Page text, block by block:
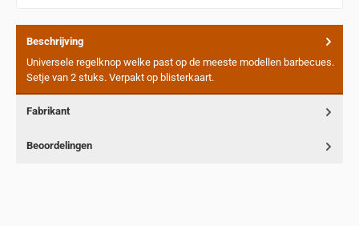
Beschrijving
Universele regelknop welke past op de meeste modellen barbecues.
Setje van 2 stuks. Verpakt op blisterkaart.
Fabrikant
Beoordelingen